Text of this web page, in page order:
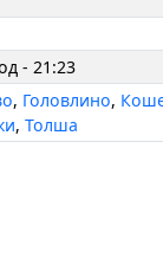
- 21:23
, Головлино,
,Толша